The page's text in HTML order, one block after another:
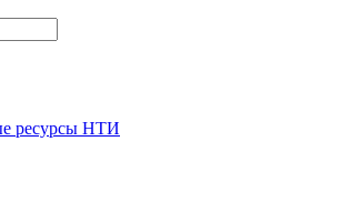
ресурсы НТИ